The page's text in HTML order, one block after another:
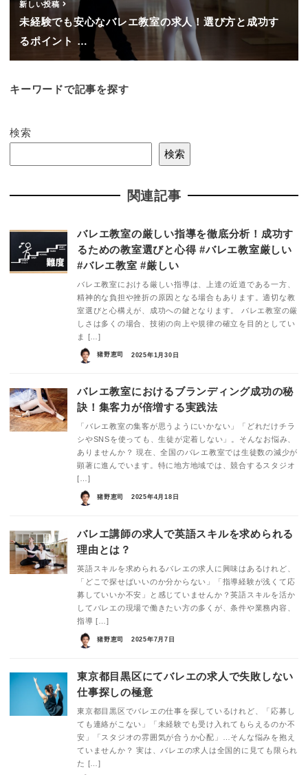
新しい投稿
未経験でも安心なバレエ教室の求人！選び方と成功す
るポイント …
キーワードで記事を探す
検索
検索
関連記事
バレエ教室の厳しい指導を徹底分析！成功す
るための教室選びと心得 #バレエ教室厳しい
#バレエ教室 #厳しい
バレエ教室における厳しい指導は、上達の近道である一方、
精神的な負担や挫折の原因となる場合もあります。適切な教
室選びと心構えが、成功への鍵となります。 バレエ教室の厳
しさは多くの場合、技術の向上や規律の確立を目的としてい
ま […]
猪野恵司 2025年1月30日
バレエ教室におけるブランディング成功の秘
訣！集客力が倍増する実践法
「バレエ教室の集客が思うようにいかない」「どれだけチラ
シやSNSを使っても、生徒が定着しない」。そんなお悩み、
ありませんか？ 現在、全国のバレエ教室では生徒数の減少が
顕著に進んでいます。特に地方地域では、競合するスタジオ
[…]
猪野恵司 2025年4月18日
バレエ講師の求人で英語スキルを求められる
理由とは？
英語スキルを求められるバレエの求人に興味はあるけれど、
「どこで探せばいいのか分からない」「指導経験が浅くて応
募していいか不安」と感じていませんか？英語スキルを活か
してバレエの現場で働きたい方の多くが、条件や業務内容、
指導 […]
猪野恵司 2025年7月7日
東京都目黒区にてバレエの求人で失敗しない
仕事探しの極意
東京都目黒区でバレエの仕事を探しているけれど、「応募し
ても連絡がこない」「未経験でも受け入れてもらえるのか不
安」「スタジオの雰囲気が合うか心配」…そんな悩みを抱え
ていませんか？ 実は、バレエの求人は全国的に見ても限られ
た […]